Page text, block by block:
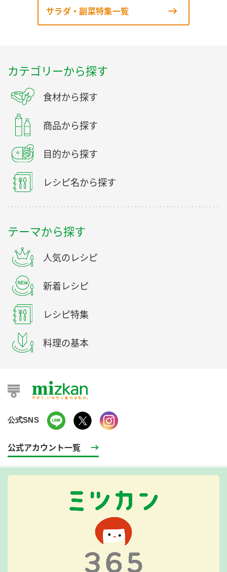
サラダ・副菜特集一覧
カテゴリーから探す
食材から探す
商品から探す
目的から探す
レシピ名から探す
テーマから探す
人気のレシピ
新着レシピ
レシピ特集
料理の基本
公式SNS
公式アカウント一覧